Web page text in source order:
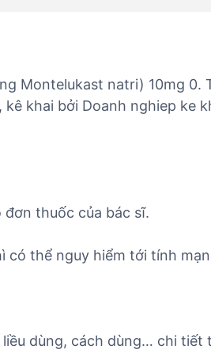
Montelukast natri) 10mg 0.
khai bởi Doanh nghiep ke
đơn thuốc của bác sĩ.
thể nguy hiểm tới tính
dùng, cách dùng… chi tiết